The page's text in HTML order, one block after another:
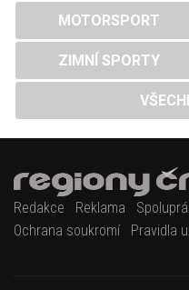
MOTORSPORT
ZIMNÍ SPORTY
Redakce Reklama
Ochrana soukromí
Pravidla